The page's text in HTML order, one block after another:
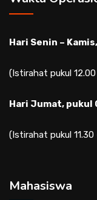
Hari Senin –
(Istirahat pukul 12.00
Hari Jumat, pukul
(Istirahat pukul 11.30
Mahasiswa